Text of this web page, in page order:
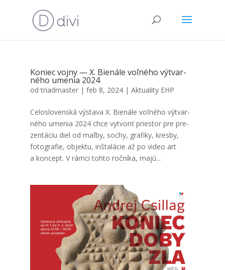
Koniec voj­ny — X. Bie­ná­le voľ­né­ho výtvar­
né­ho ume­nia 2024
odtriadmaster| feb 8, 2024| Aktuality EHP
Celo­slo­ven­ská výsta­va X. Bie­ná­le voľ­né­ho výtvar­
né­ho ume­nia 2024 chce vytvo­riť pries­tor pre pre­
zen­tá­ciu diel od maľ­by, sochy, gra­fi­ky, kres­by,
foto­gra­fie, objek­tu, inšta­lá­cie až po video art
a kon­cept. V rám­ci toh­to roč­ní­ka, majú...